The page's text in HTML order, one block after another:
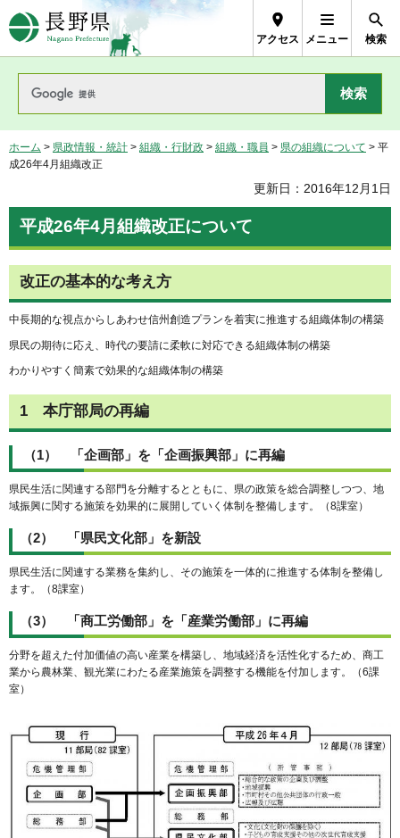
長野県Nagano Prefecture
アクセス メニュー 検索
ホーム > 県政情報・統計 > 組織・行財政 > 組織・職員 > 県の組織について > 平
成26年4月組織改正
更新日：2016年12月1日
平成26年4月組織改正について
改正の基本的な考え方
中長期的な視点からしあわせ信州創造プランを着実に推進する組織体制の構築
県民の期待に応え、時代の要請に柔軟に対応できる組織体制の構築
わかりやすく簡素で効果的な組織体制の構築
1 本庁部局の再編
（1） 「企画部」を「企画振興部」に再編
県民生活に関連する部門を分離するとともに、県の政策を総合調整しつつ、地
域振興に関する施策を効果的に展開していく体制を整備します。（8課室）
（2） 「県民文化部」を新設
県民生活に関連する業務を集約し、その施策を一体的に推進する体制を整備し
ます。（8課室）
（3） 「商工労働部」を「産業労働部」に再編
分野を超えた付加価値の高い産業を構築し、地域経済を活性化するため、商工
業から農林業、観光業にわたる産業施策を調整する機能を付加します。（6課
室）